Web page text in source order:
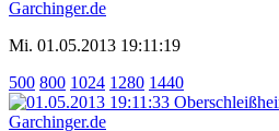
Mi. 01.05.2013 19:11:19
500 800 1024 1280 1440